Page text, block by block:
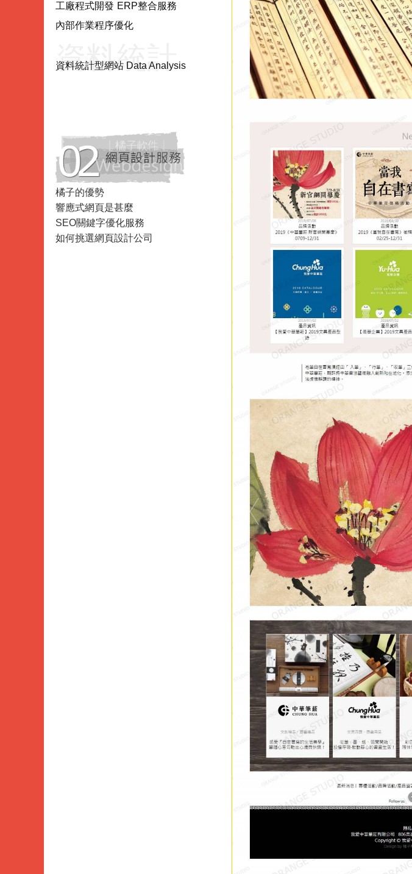
KeyWord
Program
Design
工廠程式開發 ERP整合服務
內部作業程序優化
資料統計
Data
Analysis
資料統計型網站 Data Analysis
橘子的優勢
響應式網頁是甚麼
SEO關鍵字優化服務
如何挑選網頁設計公司